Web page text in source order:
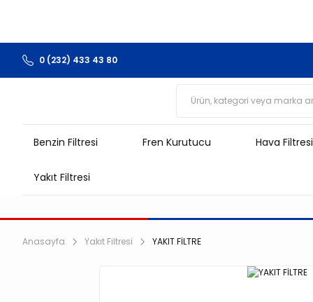
0 (232) 433 43 80
Benzin Filtresi Fren Kurutucu Hava Filtresi
Yakıt Filtresi
Anasayfa Yakıt Filtresi YAKIT FİLTRE